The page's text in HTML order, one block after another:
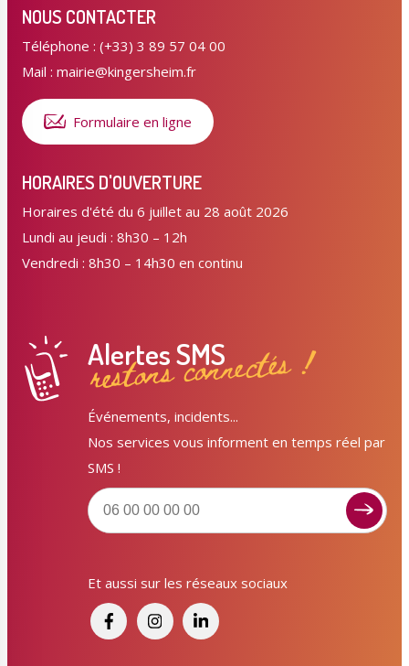
NOUS CONTACTER
Téléphone : (+33) 3 89 57 04 00
Mail : mairie@kingersheim.fr
Formulaire en ligne
HORAIRES D'OUVERTURE
Horaires d'été du 6 juillet au 28 août 2026
Lundi au jeudi : 8h30 – 12h
Vendredi : 8h30 – 14h30 en continu
Alertes SMS
restons connectés !
Événements, incidents...
Nos services vous informent en temps réel par
SMS !
Et aussi sur les réseaux sociaux
Signaler un dysfonctionnement ?